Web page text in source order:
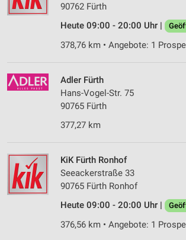
90762 Fürth
Heute 09:00 - 20:00 Uhr |
378,76 km • Angebote: 1
Adler Fürth
Hans-Vogel-Str. 75
90765 Fürth
377,27 km
KiK Fürth Ronhof
Seeackerstraße 33
90765 Fürth Ronhof
Heute 09:00 - 20:00 Uhr |
376,56 km • Angebote: 1